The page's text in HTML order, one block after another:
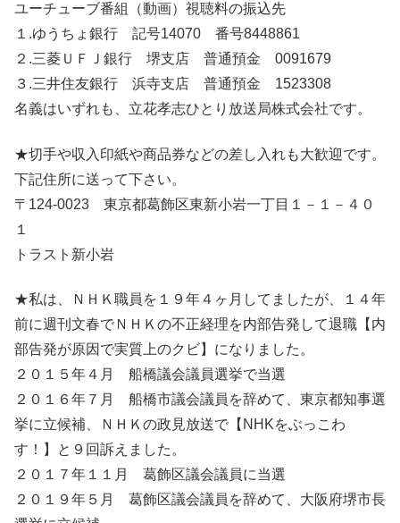
ユーチューブ番組（動画）視聴料の振込先
１.ゆうちょ銀行 記号14070 番号8448861
２.三菱ＵＦＪ銀行 堺支店 普通預金 0091679
３.三井住友銀行 浜寺支店 普通預金 1523308
名義はいずれも、立花孝志ひとり放送局株式会社です。
★切手や収入印紙や商品券などの差し入れも大歓迎です。
下記住所に送って下さい。
〒124-0023 東京都葛飾区東新小岩一丁目１－１－４０
１
トラスト新小岩
★私は、ＮＨＫ職員を１９年４ヶ月してましたが、１４年
前に週刊文春でＮＨＫの不正経理を内部告発して退職【内
部告発が原因で実質上のクビ】になりました。
２０１５年４月 船橋議会議員選挙で当選
２０１６年７月 船橋市議会議員を辞めて、東京都知事選
挙に立候補、ＮＨＫの政見放送で【NHKをぶっこわ
す！】と９回訴えました。
２０１７年１１月 葛飾区議会議員に当選
２０１９年５月 葛飾区議会議員を辞めて、大阪府堺市長